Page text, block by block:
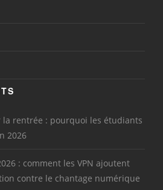
la rentrée : pourquoi les étudiants
2026
: comment les VPN ajoutent
contre le chantage numérique